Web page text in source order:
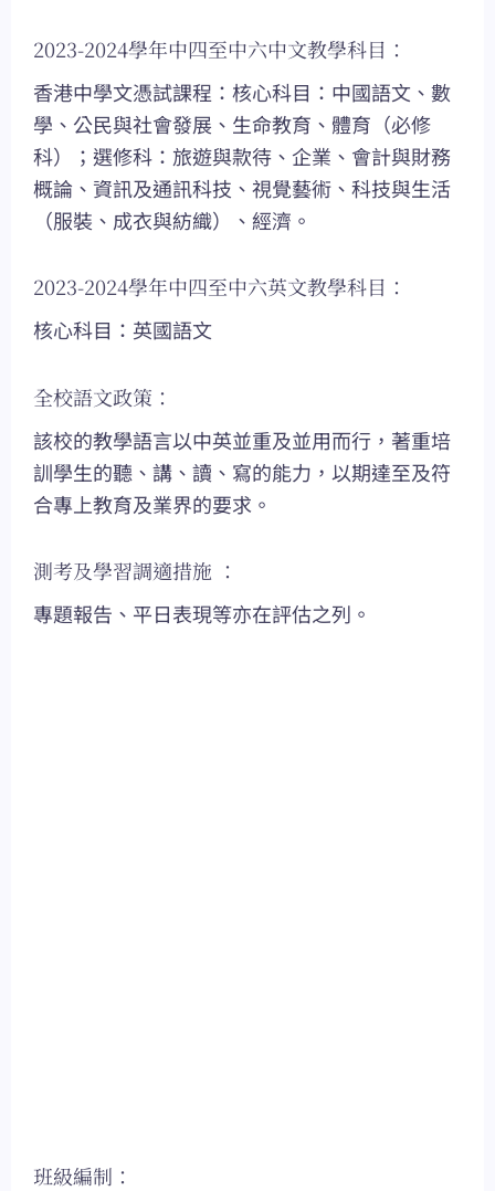
2023-2024學年中四至中六中文教學科目：
香港中學文憑試課程：核心科目：中國語文、數
學、公民與社會發展、生命教育、體育（必修
科）；選修科：旅遊與款待、企業、會計與財務
概論、資訊及通訊科技、視覺藝術、科技與生活
（服裝、成衣與紡織）、經濟。
2023-2024學年中四至中六英文教學科目：
核心科目：英國語文
全校語文政策：
該校的教學語言以中英並重及並用而行，著重培
訓學生的聽、講、讀、寫的能力，以期達至及符
合專上教育及業界的要求。
測考及學習調適措施 ：
專題報告、平日表現等亦在評估之列。
班級編制：